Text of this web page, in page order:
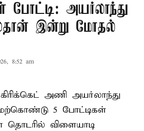
போட்டி: அயர்லாந்து
இன்று மோதல்
8:52 am
கிரிக்கெட் அணி அயர்லாந்து
5 போட்டிகள்
விளையாடி